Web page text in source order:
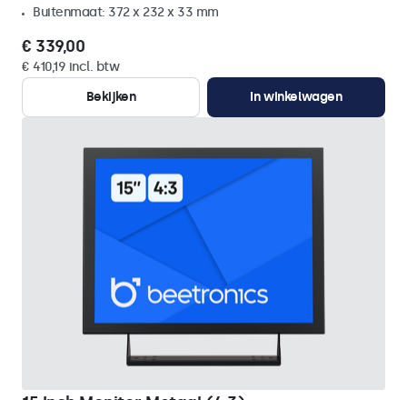
Buitenmaat: 372 x 232 x 33 mm
€ 339,00
€ 410,19 incl. btw
Bekijken
In winkelwagen